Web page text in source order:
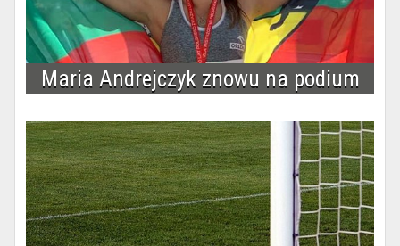
Maria Andrejczyk znowu na podium